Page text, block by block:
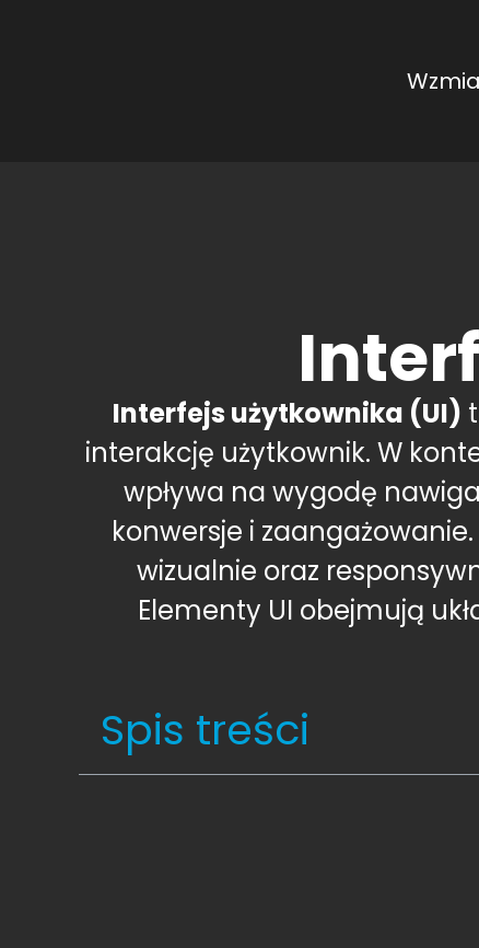
Interfejs użytkownika (UI)
interakcję użytkownik. W
wpływa na wygodę
konwersje i
wizualnie oraz
Elementy UI obejmują
Spis treści